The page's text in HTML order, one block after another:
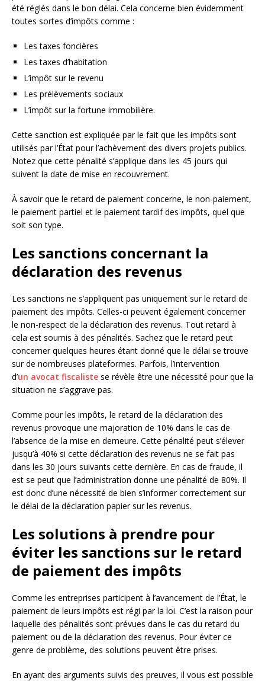
été réglés dans le bon délai. Cela concerne bien évidemment
toutes sortes d’impôts comme :
Les taxes foncières
Les taxes d’habitation
L’impôt sur le revenu
Les prélèvements sociaux
L’impôt sur la fortune immobilière.
Cette sanction est expliquée par le fait que les impôts sont
utilisés par l’État pour l’achèvement des divers projets publics.
Notez que cette pénalité s’applique dans les 45 jours qui
suivent la date de mise en recouvrement.
À savoir que le retard de paiement concerne, le non-paiement,
le paiement partiel et le paiement tardif des impôts, quel que
soit son type.
Les sanctions concernant la
déclaration des revenus
Les sanctions ne s’appliquent pas uniquement sur le retard de
paiement des impôts. Celles-ci peuvent également concerner
le non-respect de la déclaration des revenus. Tout retard à
cela est soumis à des pénalités. Sachez que le retard peut
concerner quelques heures étant donné que le délai se trouve
sur de nombreuses plateformes. Parfois, l’intervention
d’un avocat fiscaliste se révèle être une nécessité pour que la
situation ne s’aggrave pas.
Comme pour les impôts, le retard de la déclaration des
revenus provoque une majoration de 10% dans le cas de
l’absence de la mise en demeure. Cette pénalité peut s’élever
jusqu’à 40% si cette déclaration des revenus ne se fait pas
dans les 30 jours suivants cette dernière. En cas de fraude, il
est se peut que l’administration donne une pénalité de 80%. Il
est donc d’une nécessité de bien s’informer correctement sur
le délai de la déclaration papier sur les revenus.
Les solutions à prendre pour
éviter les sanctions sur le retard
de paiement des impôts
Comme les entreprises participent à l’avancement de l’État, le
paiement de leurs impôts est régi par la loi. C’est la raison pour
laquelle des pénalités sont prévues dans le cas du retard du
paiement ou de la déclaration des revenus. Pour éviter ce
genre de problème, des solutions peuvent être prises.
En ayant des arguments suivis des preuves, il vous est possible